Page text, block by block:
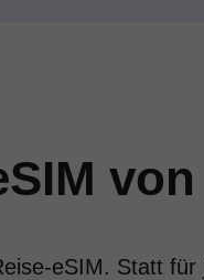
eSIM. Statt für